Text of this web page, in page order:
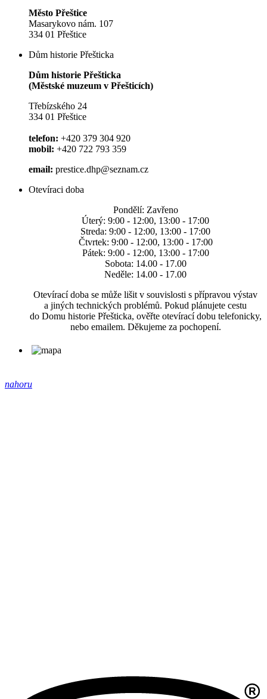
Město Přeštice
Masarykovo nám. 107
334 01 Přeštice
Dům historie Přešticka
Dům historie Přešticka
(Městské muzeum v Přešticích)
Třebízského 24
334 01 Přeštice
telefon: +420 379 304 920
mobil: +420 722 793 359
email: prestice.dhp@seznam.cz
Otevíraci doba
Pondělí: Zavřeno
Úterý: 9:00 - 12:00, 13:00 - 17:00
Streda: 9:00 - 12:00, 13:00 - 17:00
Čtvrtek: 9:00 - 12:00, 13:00 - 17:00
Pátek: 9:00 - 12:00, 13:00 - 17:00
Sobota: 14.00 - 17.00
Neděle: 14.00 - 17.00
Otevírací doba se může lišit v souvislosti s přípravou výstav
a jiných technických problémů. Pokud plánujete cestu
do Domu historie Přešticka, ověřte otevírací dobu telefonicky,
nebo emailem. Děkujeme za pochopení.
nahoru